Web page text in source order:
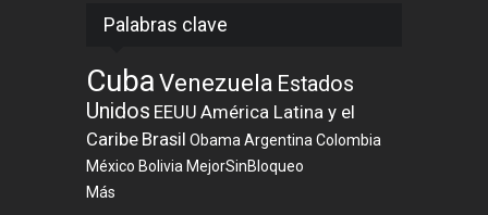
Palabras clave
CubaVenezuela Estados
Unidos EEUU América Latina y el
Caribe Brasil Obama Argentina Colombia
México Bolivia MejorSinBloqueo
Más